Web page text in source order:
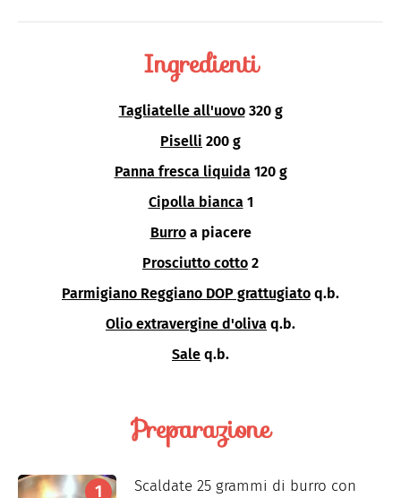
Ingredienti
Tagliatelle all'uovo 320 g
Piselli 200 g
Panna fresca liquida 120 g
Cipolla bianca 1
Burro a piacere
Prosciutto cotto 2
Parmigiano Reggiano DOP grattugiato q.b.
Olio extravergine d'oliva q.b.
Sale q.b.
Preparazione
Scaldate 25 grammi di burro con